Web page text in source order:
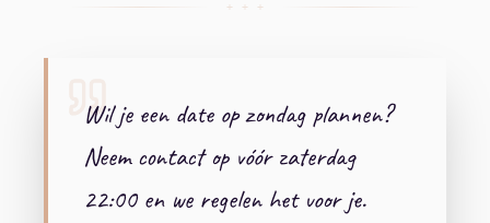
+ + +
Wil je een date op zondag plannen?
Neem contact op vóór zaterdag
22:00 en we regelen het voor je.